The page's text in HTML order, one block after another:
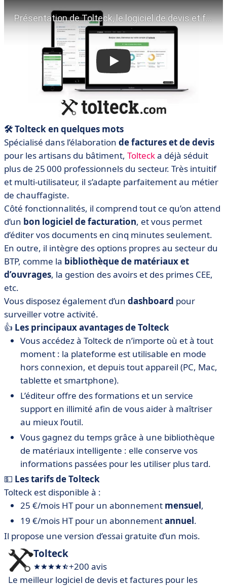
🛠️ Tolteck en quelques mots
Spécialisé dans l’élaboration de factures et de devis
pour les artisans du bâtiment, Toltecka déjà séduit
plus de 25 000 professionnels du secteur. Très intuitif
et multi-utilisateur, il s’adapte parfaitement au métier
de chauffagiste.
Côté fonctionnalités, il comprend tout ce qu’on attend
d’un bon logiciel de facturation, et vous permet
d’éditer vos documents en cinq minutes seulement.
En outre, il intègre des options propres au secteur du
BTP, comme la bibliothèque de matériaux et
d’ouvrages, la gestion des avoirs et des primes CEE,
etc.
Vous disposez également d’un dashboard pour
surveiller votre activité.
👍 Les principaux avantages de Tolteck
Vous accédez à Tolteck de n’importe où et à tout
moment : la plateforme est utilisable en mode
hors connexion, et depuis tout appareil (PC, Mac,
tablette et smartphone).
L’éditeur offre des formations et un service
support en illimité afin de vous aider à maîtriser
au mieux l’outil.
Vous gagnez du temps grâce à une bibliothèque
de matériaux intelligente : elle conserve vos
informations passées pour les utiliser plus tard.
💵 Les tarifs de Tolteck
Tolteck est disponible à :
25 €/mois HT pour un abonnement mensuel,
19 €/mois HT pour un abonnementannuel.
Il propose une version d’essai gratuite d’un mois.
Tolteck
+200 avis
Le meilleur logiciel de devis et factures pour les